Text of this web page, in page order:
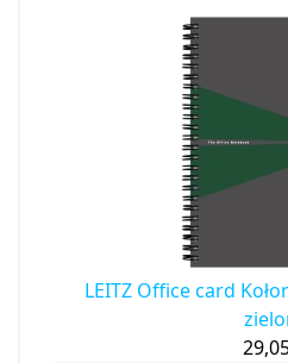
LEITZ Office card